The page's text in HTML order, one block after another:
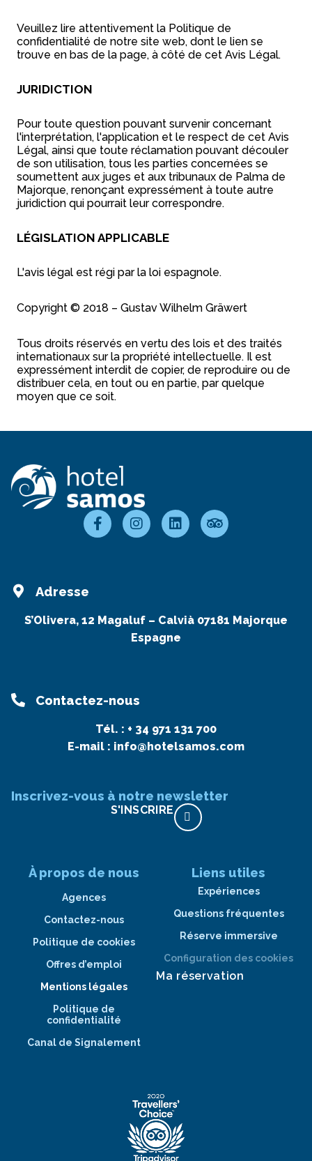
Veuillez lire attentivement la Politique de
confidentialité de notre site web, dont le lien se
trouve en bas de la page, à côté de cet Avis Légal.
JURIDICTION
Pour toute question pouvant survenir concernant
l'interprétation, l'application et le respect de cet Avis
Légal, ainsi que toute réclamation pouvant découler
de son utilisation, tous les parties concernées se
soumettent aux juges et aux tribunaux de Palma de
Majorque, renonçant expressément à toute autre
juridiction qui pourrait leur correspondre.
LÉGISLATION APPLICABLE
L'avis légal est régi par la loi espagnole.
Copyright © 2018 – Gustav Wilhelm Gräwert
Tous droits réservés en vertu des lois et des traités
internationaux sur la propriété intellectuelle. Il est
expressément interdit de copier, de reproduire ou de
distribuer cela, en tout ou en partie, par quelque
moyen que ce soit.
Adresse
S’Olivera, 12 Magaluf – Calvià 07181 Majorque
Espagne
Contactez-nous
Tél. : + 34 971 131 700
E-mail : info@hotelsamos.com
Inscrivez-vous à notre newsletter
S'INSCRIRE
À propos de nous
Agences
Contactez-nous
Politique de cookies
Offres d’emploi
Mentions légales
Politique de
confidentialité
Canal de Signalement
Liens utiles
Expériences
Questions fréquentes
Réserve immersive
Configuration des cookies
Ma réservation